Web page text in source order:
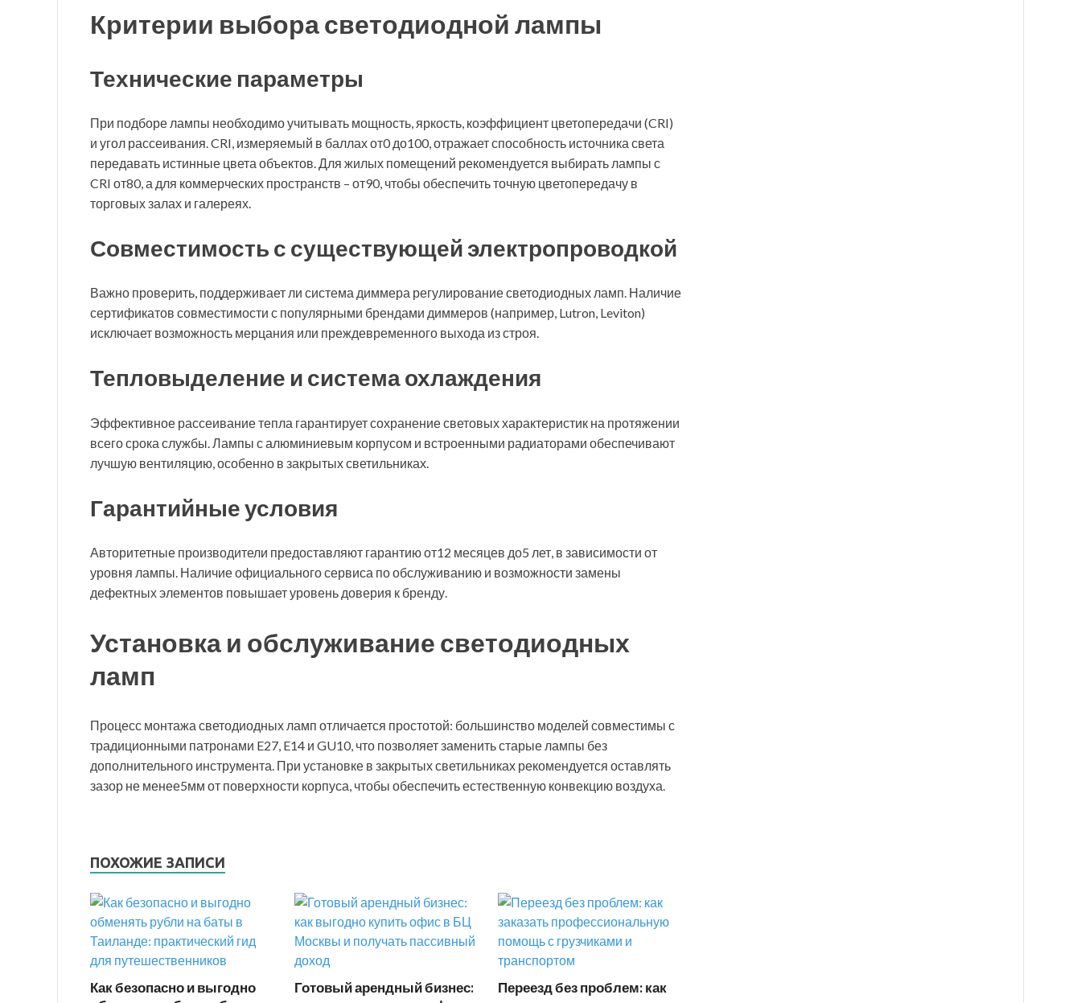
Критерии выбора светодиодной лампы
Технические параметры
При подборе лампы необходимо учитывать мощность, яркость, коэффициент цветопередачи (CRI)
и угол рассеивания. CRI, измеряемый в баллах от0 до100, отражает способность источника света
передавать истинные цвета объектов. Для жилых помещений рекомендуется выбирать лампы с
CRI от80, а для коммерческих пространств – от90, чтобы обеспечить точную цветопередачу в
торговых залах и галереях.
Совместимость с существующей электропроводкой
Важно проверить, поддерживает ли система диммера регулирование светодиодных ламп. Наличие
сертификатов совместимости с популярными брендами диммеров (например, Lutron, Leviton)
исключает возможность мерцания или преждевременного выхода из строя.
Тепловыделение и система охлаждения
Эффективное рассеивание тепла гарантирует сохранение световых характеристик на протяжении
всего срока службы. Лампы с алюминиевым корпусом и встроенными радиаторами обеспечивают
лучшую вентиляцию, особенно в закрытых светильниках.
Гарантийные условия
Авторитетные производители предоставляют гарантию от12 месяцев до5 лет, в зависимости от
уровня лампы. Наличие официального сервиса по обслуживанию и возможности замены
дефектных элементов повышает уровень доверия к бренду.
Установка и обслуживание светодиодных
ламп
Процесс монтажа светодиодных ламп отличается простотой: большинство моделей совместимы с
традиционными патронами E27, E14 и GU10, что позволяет заменить старые лампы без
дополнительного инструмента. При установке в закрытых светильниках рекомендуется оставлять
зазор не менее5мм от поверхности корпуса, чтобы обеспечить естественную конвекцию воздуха.
ПОХОЖИЕ ЗАПИСИ
Как безопасно и выгодно
Готовый арендный бизнес:
Переезд без проблем: как